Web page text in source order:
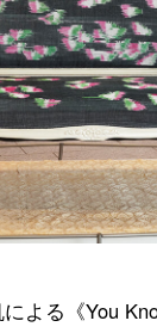
よる《You